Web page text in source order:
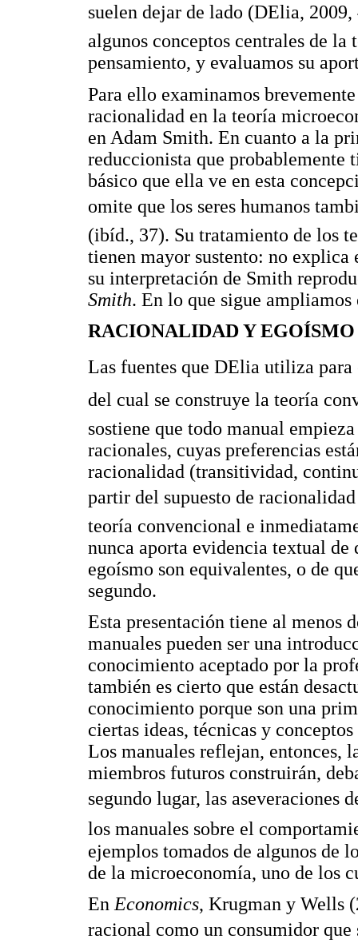
suelen dejar de lado (DElia,
algunos conceptos centrales de
pensamiento, y evaluamos su
Para ello examinamos
racionalidad en la teoría
en Adam Smith. En cuanto a la
reduccionista que probablemente
básico que ella ve en esta
omite que los seres humanos
(ibíd., 37). Su tratamiento de los
tienen mayor sustento: no
su interpretación de Smith
Smith. En lo que sigue ampliamos
RACIONALIDAD Y
Las fuentes que DElia utiliza
del cual se construye la teoría
sostiene que todo manual
racionales, cuyas preferencias
racionalidad (transitividad,
partir del supuesto de
teoría convencional e
nunca aporta evidencia textual
egoísmo son equivalentes, o de
segundo.
Esta presentación tiene al menos
manuales pueden ser una
conocimiento aceptado por la
también es cierto que están
conocimiento porque son una
ciertas ideas, técnicas y
Los manuales reflejan, entonces,
miembros futuros construirán,
segundo lugar, las aseveraciones
los manuales sobre el
ejemplos tomados de algunos de
de la microeconomía, uno de los
En Economics, Krugman y Wells
racional como un consumidor